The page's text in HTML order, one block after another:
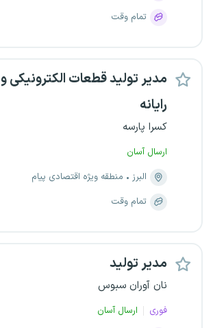
تمام وقت
مدیر تولید قطعات الکترونیکی و
رایانه
کسرا پارسه
ارسال آسان
البرز
منطقه ویژه اقتصادی پیام
تمام وقت
مدیر تولید
نان آوران سبوس
فوری
ارسال آسان